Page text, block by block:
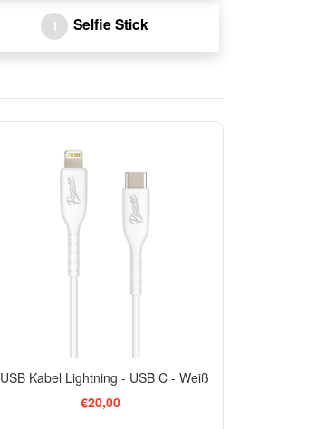
1 Selfie Stick
USB Kabel Lightning - USB C - Weiß
€20,00